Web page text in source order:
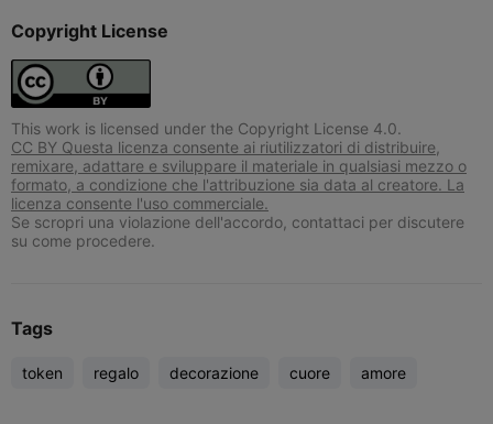
Copyright License
This work is licensed under the Copyright License 4.0.
CC BY Questa licenza consente ai riutilizzatori di distribuire,
remixare, adattare e sviluppare il materiale in qualsiasi mezzo o
formato, a condizione che l'attribuzione sia data al creatore. La
licenza consente l'uso commerciale.
Se scropri una violazione dell'accordo, contattaci per discutere
su come procedere.
Tags
token regalo decorazione cuore amore